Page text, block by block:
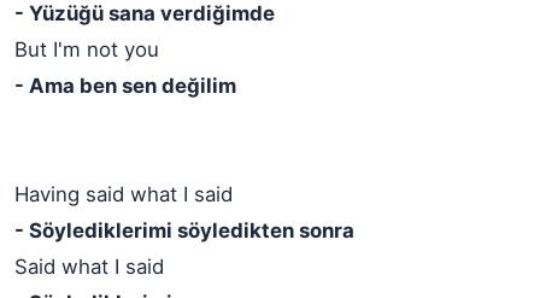
- Yüzüğü sana verdiğimde
But I'm not you
- Ama ben sen değilim
Having said what I said
- Söylediklerimi söyledikten sonra
Said what I said